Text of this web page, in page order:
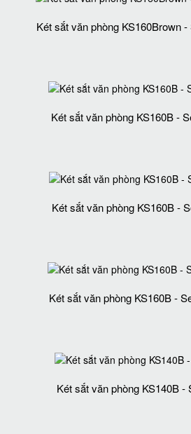
Két sắt văn phòng KS160Brown
Két sắt văn phòng KS160B -
Két sắt văn phòng KS160B -
Két sắt văn phòng KS160B -
Két sắt văn phòng KS140B -